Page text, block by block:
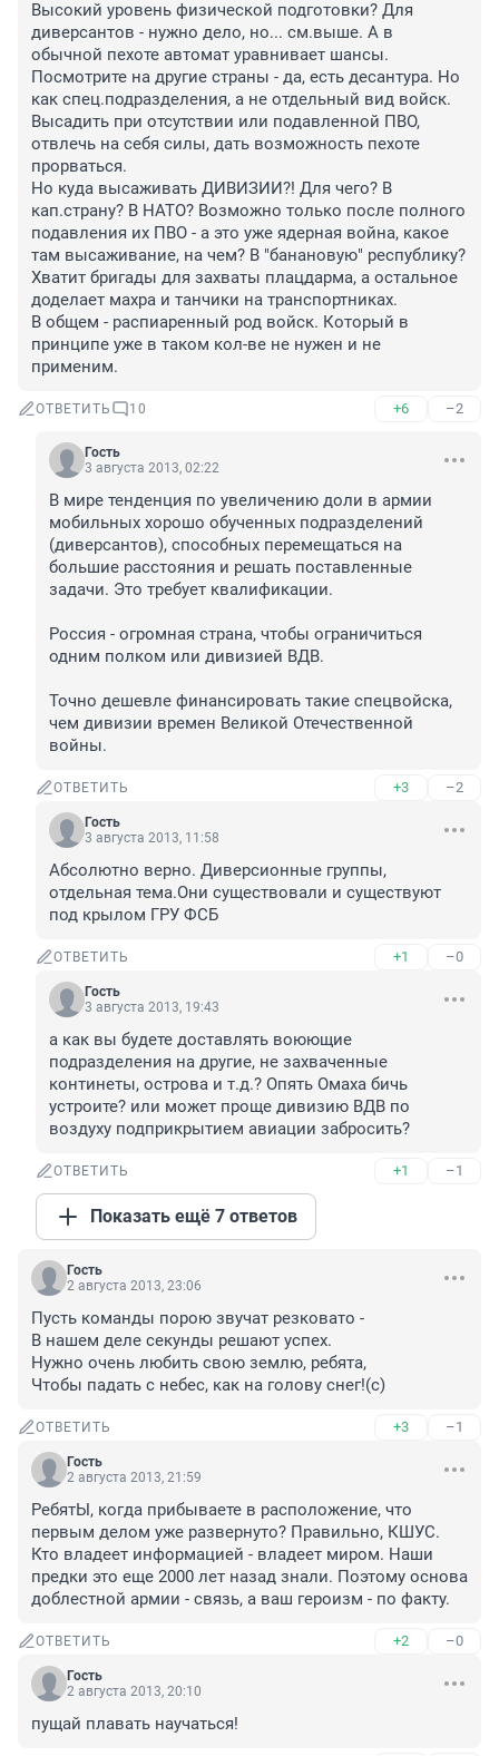
Высокий уровень физической подготовки? Для
диверсантов - нужно дело, но... см.выше. А в
обычной пехоте автомат уравнивает шансы.
Посмотрите на другие страны - да, есть десантура. Но
как спец.подразделения, а не отдельный вид войск.
Высадить при отсутствии или подавленной ПВО,
отвлечь на себя силы, дать возможность пехоте
прорваться.
Но куда высаживать ДИВИЗИИ?! Для чего? В
кап.страну? В НАТО? Возможно только после полного
подавления их ПВО - а это уже ядерная война, какое
там высаживание, на чем? В "банановую" республику?
Хватит бригады для захваты плацдарма, а остальное
доделает махра и танчики на транспортниках.
В общем - распиаренный род войск. Который в
принципе уже в таком кол-ве не нужен и не
применим.
ОТВЕТИТЬ 10 +6 –2
Гость
3 августа 2013, 02:22
В мире тенденция по увеличению доли в армии
мобильных хорошо обученных подразделений
(диверсантов), способных перемещаться на
большие расстояния и решать поставленные
задачи. Это требует квалификации.
Россия - огромная страна, чтобы ограничиться
одним полком или дивизией ВДВ.
Точно дешевле финансировать такие спецвойска,
чем дивизии времен Великой Отечественной
войны.
ОТВЕТИТЬ +3 –2
Гость
3 августа 2013, 11:58
Абсолютно верно. Диверсионные группы,
отдельная тема.Они существовали и существуют
под крылом ГРУ ФСБ
ОТВЕТИТЬ +1 –0
Гость
3 августа 2013, 19:43
а как вы будете доставлять воюющие
подразделения на другие, не захваченные
континеты, острова и т.д.? Опять Омаха бичь
устроите? или может проще дивизию ВДВ по
воздуху подприкрытием авиации забросить?
ОТВЕТИТЬ +1 –1
Показать ещё 7 ответов
Гость
2 августа 2013, 23:06
Пусть команды порою звучат резковато -
В нашем деле секунды решают успех.
Нужно очень любить свою землю, ребята,
Чтобы падать с небес, как на голову снег!(с)
ОТВЕТИТЬ +3 –1
Гость
2 августа 2013, 21:59
РебятЫ, когда прибываете в расположение, что
первым делом уже развернуто? Правильно, КШУС.
Кто владеет информацией - владеет миром. Наши
предки это еще 2000 лет назад знали. Поэтому основа
доблестной армии - связь, а ваш героизм - по факту.
ОТВЕТИТЬ +2 –0
Гость
2 августа 2013, 20:10
пущай плавать научаться!